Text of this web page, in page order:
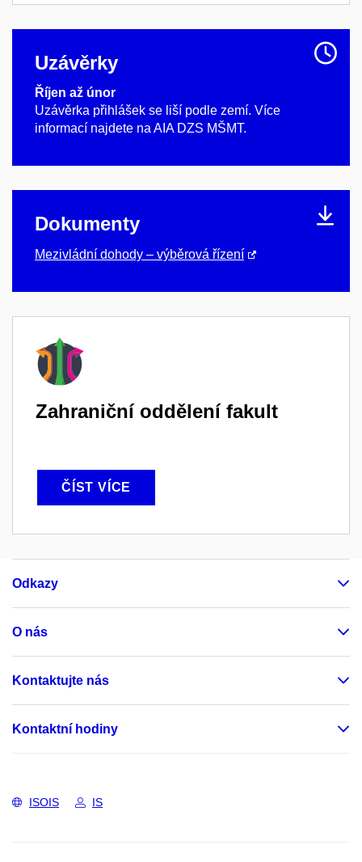
Uzávěrky
Říjen až únor
Uzávěrka přihlášek se liší podle zemí. Více
informací najdete na AIA DZS MŠMT.
Dokumenty
Mezivládní dohody – výběrová řízení
Zahraniční oddělení fakult
ČÍST VÍCE
Odkazy
O nás
Kontaktujte nás
Kontaktní hodiny
ISOIS IS